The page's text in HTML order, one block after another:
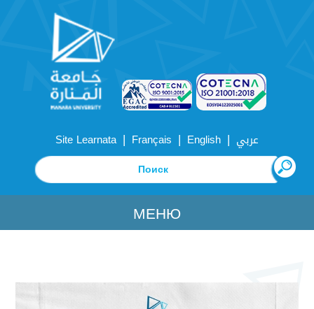
Site Learnata | Français | English | عربي
МЕНЮ